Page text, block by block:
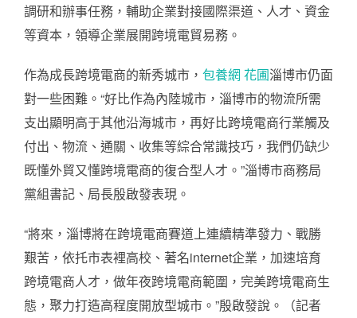
調研和辦事任務，輔助企業對接國際渠道、人才、資金
等資本，領導企業展開跨境電貿易務。
作為成長跨境電商的新秀城市， 包養網 花圃淄博市仍面
對一些困難。“好比作為內陸城市，淄博市的物流所需
支出顯明高于其他沿海城市，再好比跨境電商行業觸及
付出、物流、通關、收集等綜合常識技巧，我們仍缺少
既懂外貿又懂跨境電商的復合型人才。”淄博市商務局
黨組書記、局長殷啟發表現。
“將來，淄博將在跨境電商賽道上連續精準發力、戰勝
艱苦，依托市表裡高校、著名internet企業，加速培育
跨境電商人才，做年夜跨境電商範圍，完美跨境電商生
態，聚力打造高程度開放型城市。”殷啟發說。（記者